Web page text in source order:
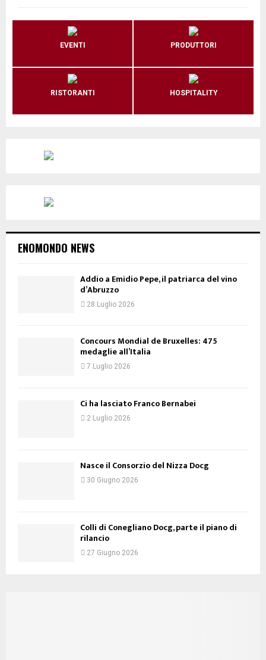
EVENTI PRODUTTORI
RISTORANTI HOSPITALITY
ENOMONDO NEWS
Addio a Emidio Pepe, il patriarca del vino
d’Abruzzo
28 Luglio 2026
Concours Mondial de Bruxelles: 475
medaglie all’Italia
7 Luglio 2026
Ci ha lasciato Franco Bernabei
2 Luglio 2026
Nasce il Consorzio del Nizza Docg
30 Giugno 2026
Colli di Conegliano Docg, parte il piano di
rilancio
27 Giugno 2026